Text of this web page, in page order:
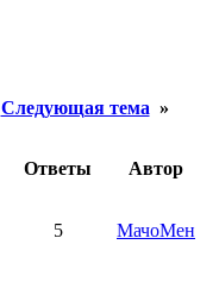
Следующая тема »
Ответы Автор
5 МачоМен